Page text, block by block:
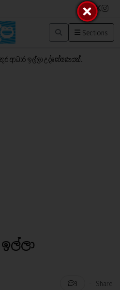
Sections
ආධාර ඉල්ලා උද්ඝෝෂණයක්..
3 - Share